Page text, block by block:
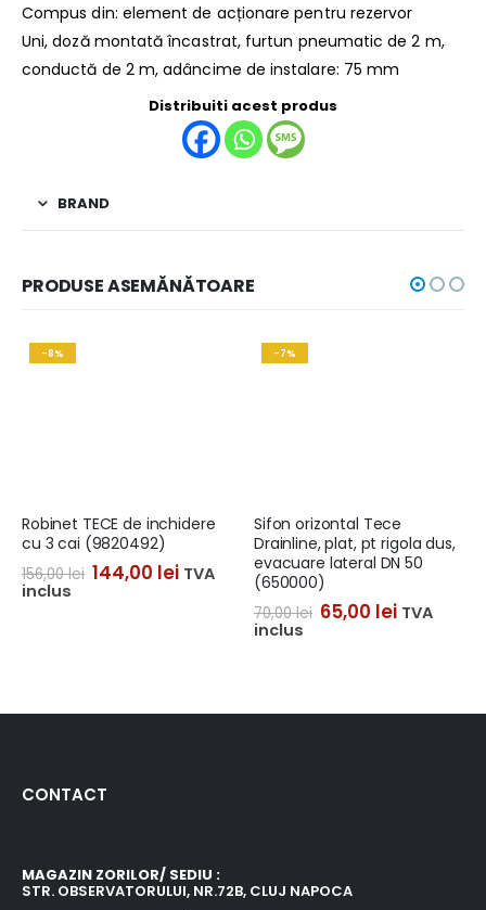
Compus din: element de acționare pentru rezervor
Uni, doză montată încastrat, furtun pneumatic de 2 m,
conductă de 2 m, adâncime de instalare: 75 mm
Distribuiti acest produs
BRAND
PRODUSE ASEMĂNĂTOARE
-8%
Robinet TECE de inchidere
cu 3 cai (9820492)
156,00lei 144,00 lei TVA
inclus
-7%
Sifon orizontal Tece
Drainline, plat, pt rigola dus,
evacuare lateral DN 50
(650000)
70,00lei 65,00 lei TVA
inclus
CONTACT
MAGAZIN ZORILOR/ SEDIU :
STR. OBSERVATORULUI, NR.72B, CLUJ NAPOCA